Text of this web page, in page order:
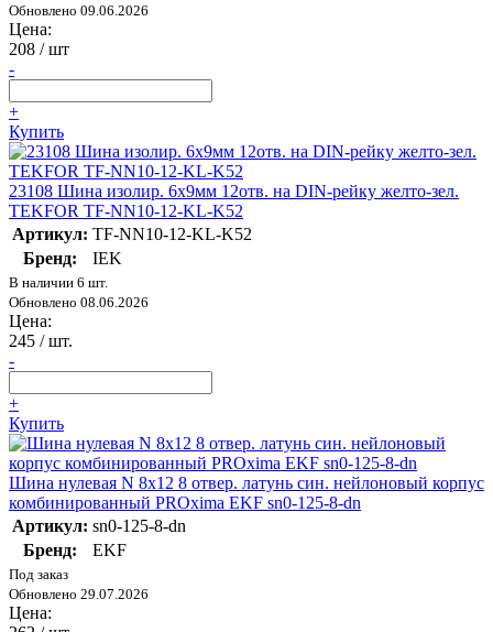
Обновлено 09.06.2026
Цена:
208 / шт
-
+
Купить
23108 Шина изолир. 6х9мм 12отв. на DIN-рейку желто-зел.
TEKFOR TF-NN10-12-KL-K52
Артикул: TF-NN10-12-KL-K52
Бренд:
IEK
В наличии 6 шт.
Обновлено 08.06.2026
Цена:
245 / шт.
-
+
Купить
Шина нулевая N 8х12 8 отвер. латунь син. нейлоновый корпус
комбинированный PROxima EKF sn0-125-8-dn
Артикул: sn0-125-8-dn
Бренд:
EKF
Под заказ
Обновлено 29.07.2026
Цена: